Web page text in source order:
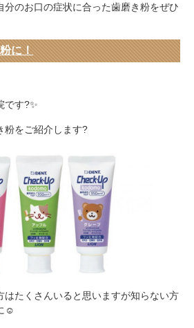
分のお口の症状に合った歯磨き粉をぜひ
に！
です?✨
粉をご紹介します?
はたくさんいると思いますが知らない方
☺️